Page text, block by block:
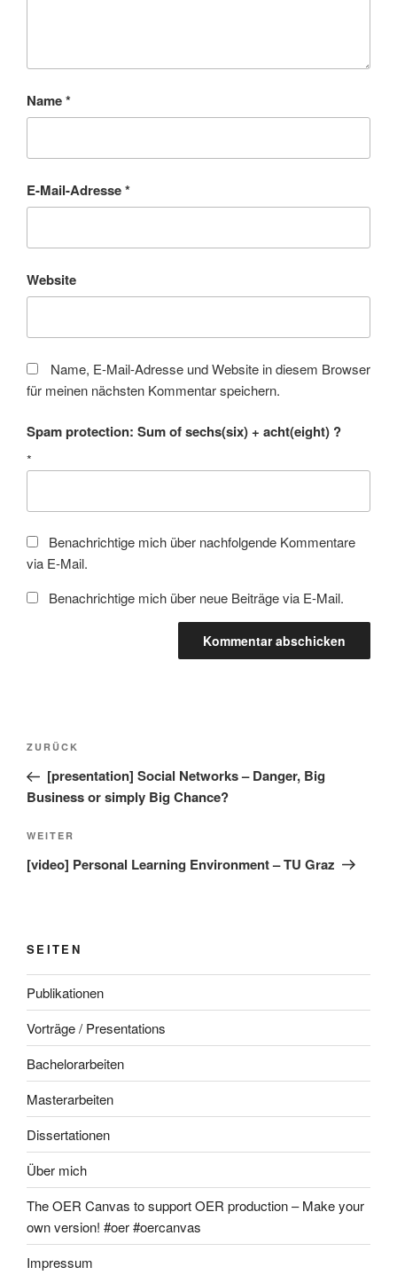
Name*
E-Mail-Adresse*
Website
Name, E-Mail-Adresse und Website in diesem Browser
für meinen nächsten Kommentar speichern.
Spam protection: Sum of sechs(six) + acht(eight) ?
*
Benachrichtige mich über nachfolgende Kommentare
via E-Mail.
Benachrichtige mich über neue Beiträge via E-Mail.
Beitragsnavigation
Vorheriger
Beitrag
ZURÜCK
[presentation] Social Networks – Danger, Big
Business or simply Big Chance?
Nächster
Beitrag
WEITER
[video] Personal Learning Environment – TU Graz
SEITEN
Publikationen
Vorträge / Presentations
Bachelorarbeiten
Masterarbeiten
Dissertationen
Über mich
The OER Canvas to support OER production – Make your
own version! #oer #oercanvas
Impressum